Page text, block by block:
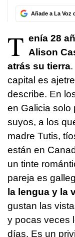
Añade a La Voz
T enía 28
Alison
atrás su tierra
capital es
describe. En
en Galicia solo
suyos, a los
madre Tutis,
están en
un tinte
pareja es
la lengua y la
gustan las
y pocas veces
días. Es un